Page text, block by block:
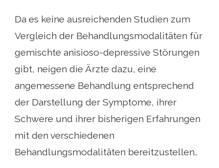
Da es keine ausreichenden Studien zum
Vergleich der Behandlungsmodalitäten für
gemischte anisioso-depressive Störungen
gibt, neigen die Ärzte dazu, eine
angemessene Behandlung entsprechend
der Darstellung der Symptome, ihrer
Schwere und ihrer bisherigen Erfahrungen
mit den verschiedenen
Behandlungsmodalitäten bereitzustellen..